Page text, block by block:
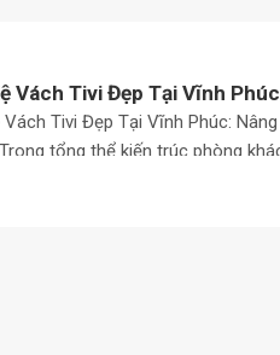
Vách Tivi Đẹp Tại Vĩnh
Vách Tivi Đẹp Tại Vĩnh Phúc:
tổng thể kiến trúc phòng